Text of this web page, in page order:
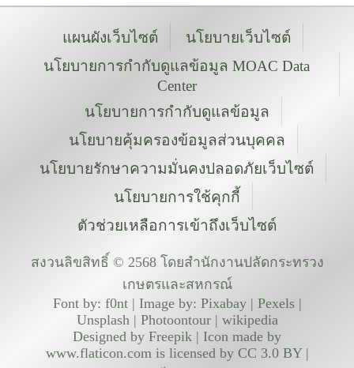
แผนผังเว็บไซต์
นโยบายเว็บไซต์
นโยบายการกำกับดูแลข้อมูล MOAC Data
Center
นโยบายการกำกับดูแลข้อมูล
นโยบายคุ้มครองข้อมูลส่วนบุคคล
นโยบายรักษาความมั่นคงปลอดภัยเว็บไซต์
นโยบายการใช้คุกกี้
ตัวช่วยเหลือการเข้าถึงเว็บไซต์
สงวนลิขสิทธิ์ © 2568 โดยสำนักงานปลัดกระทรวง
เกษตรและสหกรณ์
Font by: f0nt | Image by: Pixabay | Pexels |
Unsplash | Photoontour | wikipedia
Designed by Freepik | Icon made by
www.flaticon.com is licensed by CC 3.0 BY |